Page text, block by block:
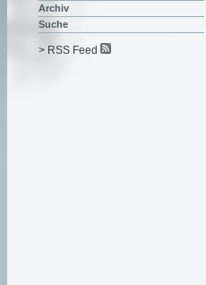
Archiv
Suche
> RSS Feed